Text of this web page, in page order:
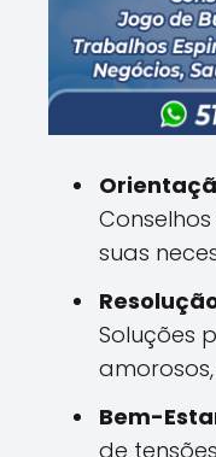
suas
Soluções
Bem-
de